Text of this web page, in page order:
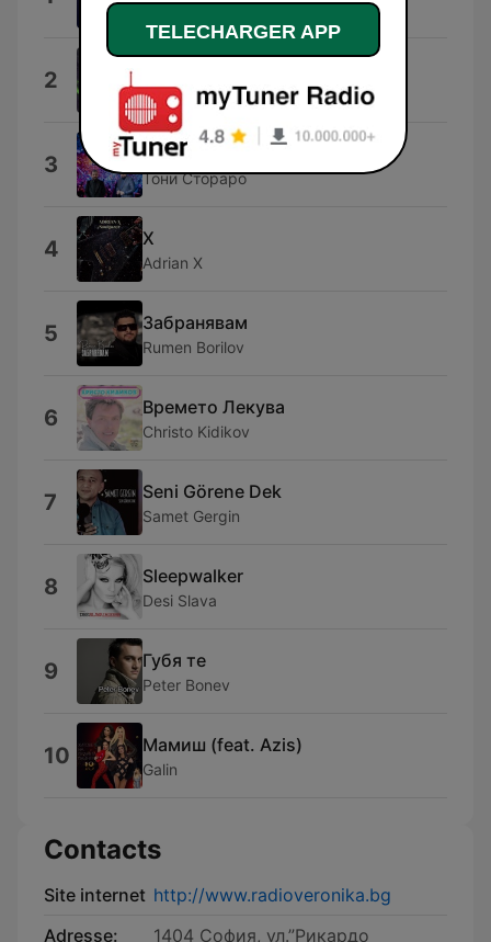
Мирослав Миндов
2 ColdTreap
3 24 часа
Тони Стораро
4 X
Adrian X
5 Забранявам
Rumen Borilov
6 Времето Лекува
Christo Kidikov
7 Seni Görene Dek
Samet Gergin
8 Sleepwalker
Desi Slava
9 Губя те
Peter Bonev
10 Мамиш (feat. Azis)
Galin
Contacts
Site internet http://www.radioveronika.bg
Adresse:
1404 София, ул.”Рикардо
TELECHARGER APP